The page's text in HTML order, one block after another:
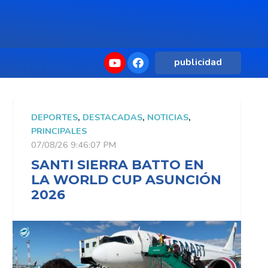
publicidad
DEPORTES, DESTACADAS, NOTICIAS,
PRINCIPALES
07/08/26 9:46:07 PM
SANTI SIERRA BATTO EN
LA WORLD CUP ASUNCIÓN
2026